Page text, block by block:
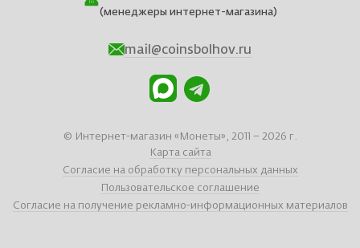
(менеджеры интернет-магазина)
mail@coinsbolhov.ru
© Интернет-магазин «Монеты», 2011 – 2026 г.
Карта сайта
Согласие на обработку персональных данных
Пользовательское соглашение
Согласие на получение рекламно-информационных материалов